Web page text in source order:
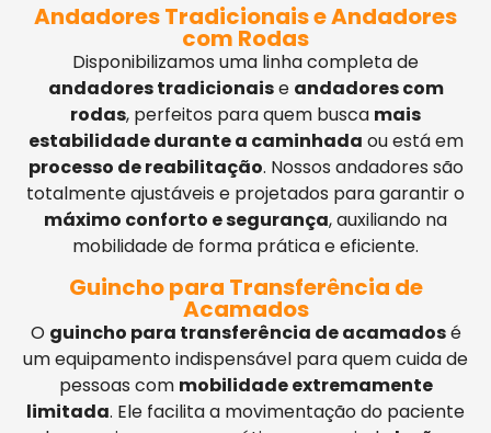
Andadores Tradicionais e Andadores
com Rodas
Disponibilizamos uma linha completa de
andadores tradicionaise andadores com
rodas, perfeitos para quem busca mais
estabilidade durante a caminhada ou está em
processo de reabilitação. Nossos andadores são
totalmente ajustáveis e projetados para garantir o
máximo conforto e segurança, auxiliando na
mobilidade de forma prática e eficiente.
Guincho para Transferência de
Acamados
O guincho para transferência de acamadosé
um equipamento indispensável para quem cuida de
pessoas com mobilidade extremamente
limitada. Ele facilita a movimentação do paciente